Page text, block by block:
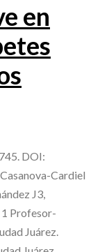
en
DOI:
Cardiel
J3,
Profesor-
Juárez.